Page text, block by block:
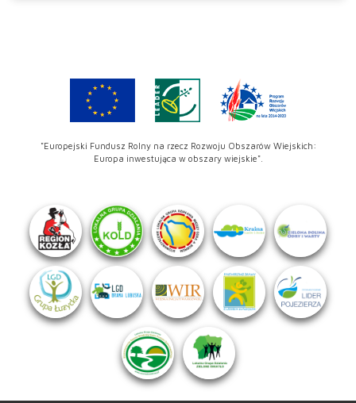
"Europejski Fundusz Rolny na rzecz Rozwoju Obszarów Wiejskich:
Europa inwestująca w obszary wiejskie".